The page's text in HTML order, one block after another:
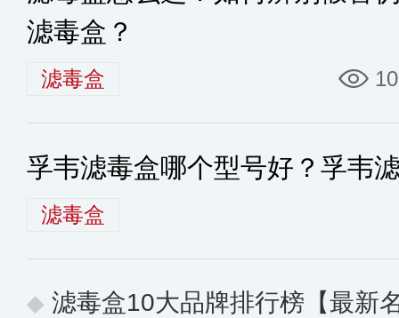
滤毒盒？
滤毒盒
孚韦滤毒盒哪个型号好？孚韦
滤毒盒
滤毒盒10大品牌排行榜【最新